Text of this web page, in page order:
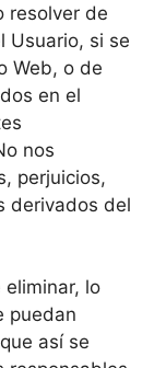
resolver de
Usuario, si se
Web, o de
en el
nos
perjuicios,
derivados del
lo
puedan
así se